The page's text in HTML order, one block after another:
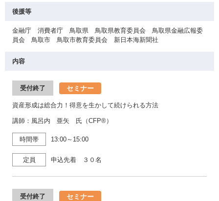
後援等
金融庁 消費者庁 鳥取県 鳥取県教育委員会 鳥取県金融広報委
員会 鳥取市 鳥取市教育委員会 新日本海新聞社
内容
受付終了 セミナー
資産形成は総合力！得意を生かして続けられる方法
講師：風呂内 亜矢 氏（CFP®）
時間帯 13:00～15:00
定員 申込先着 ３０名
受付終了 セミナー